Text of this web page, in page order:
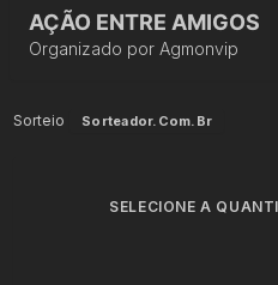
AÇÃO ENTRE AMIGOS
Organizado por Agmonvip
Sorteio Sorteador.com.br
SELECIONE A